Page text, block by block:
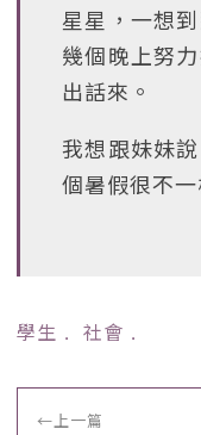
星星，一想
幾個晚上努
出話來。
我想跟妹妹
個暑假很不一
學生 ﹒ 社會 ﹒
←上一篇